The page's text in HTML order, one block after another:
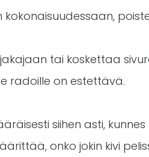
tai koskettaa
radoille on estettävä.
siihen asti,
onko jokin kivi